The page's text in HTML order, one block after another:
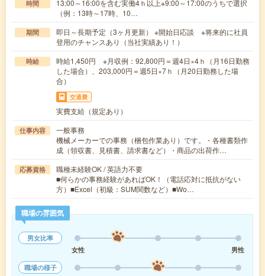
時間
13:00～16:00を含む実働4ｈ以上※9:00～17:00のうちで選択
（例：13時～17時、10…
期間
即日～長期予定（3ヶ月更新） ※開始日応談 ※将来的に社員
登用のチャンスあり（当社実績あり！）
時給
時給1,450円 ※月収例：92,800円＝週4日×4ｈ（月16日勤務
した場合）、203,000円＝週5日×7ｈ（月20日勤務した場
合）
交通費
実費支給（規定あり）
仕事内容
一般事務
機械メーカーでの事務（梱包作業あり）です。・各種書類作
成（領収書、見積書、請求書など）・商品の出荷作…
応募資格
職種未経験OK / 英語力不要
■何らかの事務経験があればOK！（電話応対に抵抗がない
方）■Excel（初級：SUM関数など）■Wo…
職場の雰囲気
男女比率
女性
男性
職場の様子